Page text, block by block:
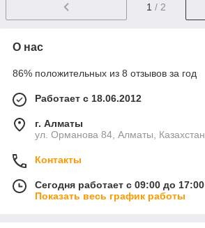
1 / 2
О нас
86% положительных из 8 отзывов за год
Работает с 18.06.2012
г. Алматы
ул. Орманова 84, Алматы, Казахстан
Контакты
Сегодня работает с 09:00 до 17:00
Показать весь график работы